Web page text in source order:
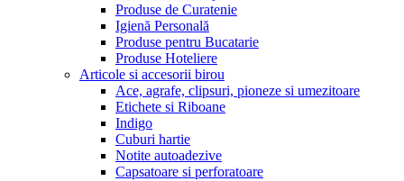
Produse de Curatenie
Igienă Personală
Produse pentru Bucatarie
Produse Hoteliere
Articole si accesorii birou
Ace, agrafe, clipsuri, pioneze si umezitoare
Etichete si Riboane
Indigo
Cuburi hartie
Notite autoadezive
Capsatoare si perforatoare